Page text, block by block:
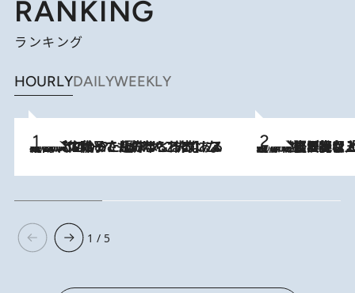
RANKING
ランキング
HOURLYDAILYWEEKLY
2026.8.5
【阿川佐和子さんの年とる力】なぜ70代で始めた趣味は“こんなに楽しい”のか？ ピアノ、俳句…スランプに陥っても続けられる“ある秘訣”とは 2026.8.5
【なぜ吉沢亮は「気配を消せる」のか？】興行収入208億の『国宝』を経て挑むミュージカル『ディア・エヴァン・ハンセン』。トップ俳優が舞台上でさらけ出した“孤独”とは
1 / 5